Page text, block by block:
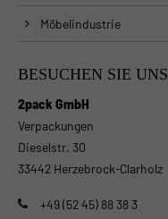
Möbelindustrie
BESUCHEN SIE UNS
2pack GmbH
Verpackungen
Dieselstr. 30
33442 Herzebrock-Clarholz
+49 (52 45) 88 38 3